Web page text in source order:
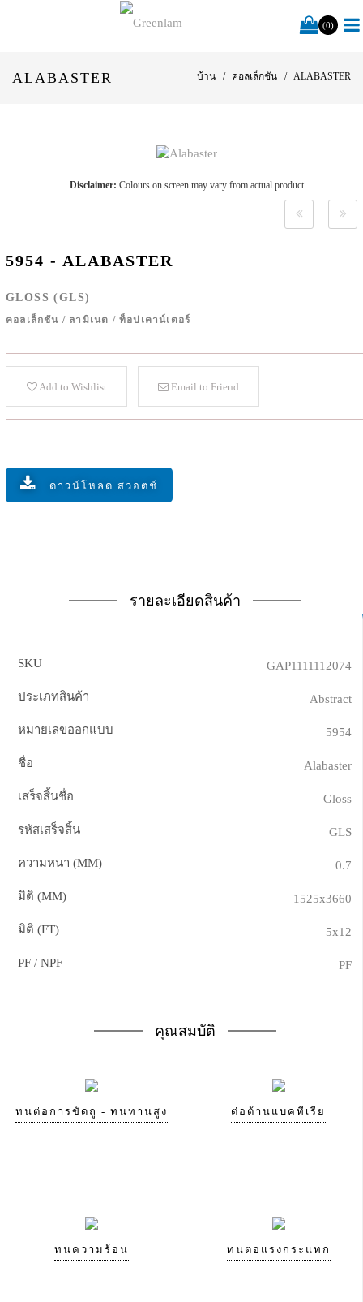
(0)
ALABASTER บ้าน คอลเล็กชัน ALABASTER
Disclaimer: Colours on screen may vary from actual product
5954 - ALABASTER
GLOSS (GLS)
คอลเล็กชัน / ลามิเนต / ท็อปเคาน์เตอร์
Add to Wishlist Email to Friend
ดาวน์โหลด สวอตช์
รายละเอียดสินค้า
SKU GAP1111112074
ประเภทสินค้า Abstract
หมายเลขออกแบบ 5954
ชื่อ Alabaster
เสร็จสิ้นชื่อ Gloss
รหัสเสร็จสิ้น GLS
ความหนา (MM) 0.7
มิติ (MM) 1525x3660
มิติ (FT) 5x12
PF / NPF PF
คุณสมบัติ
ทนต่อการขัดถู - ทนทานสูง ต่อต้านแบคทีเรีย
ทนความร้อน ทนต่อแรงกระแทก